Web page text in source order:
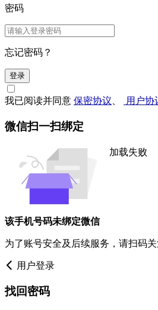
密码
忘记密码？
登录
我已阅读并同意 保密协议 用户协
微信扫一扫绑定
加载失败
该手机号码未绑定微信
为了账号安全及后续服务，请扫码关
用户登录
找回密码